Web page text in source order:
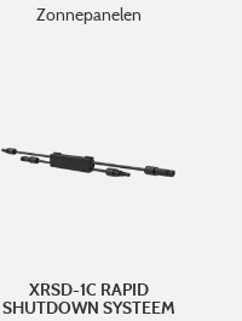
Zonnepanelen
XRSD-1C RAPID
SHUTDOWN SYSTEEM